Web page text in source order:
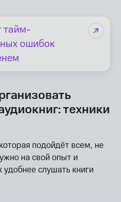
тайм-
ошибок
техники
подойдёт всем, не
на свой опыт и
слушать книги